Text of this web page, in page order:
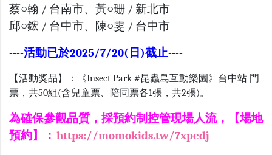
蔡○翰 / 台南市、黃○珊 / 新北市
邱○鋐 / 台中市、陳○雯 / 台中市
----活動已於2025/7/20(日)截止----
【活動獎品】：《Insect Park #昆蟲島互動樂園》台中站 門
票，共50組(含兒童票、陪同票各1張，共2張)。
為確保參觀品質，採預約制控管現場人流，【場地
預約】： https://momokids.tw/7xpedj